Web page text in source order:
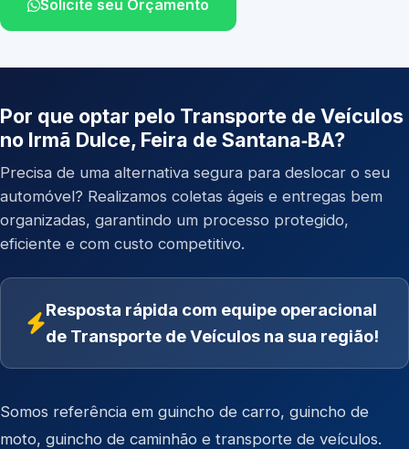
Solicite seu Orçamento
Por que optar pelo Transporte de Veículos
no Irmã Dulce, Feira de Santana‑BA?
Precisa de uma alternativa segura para deslocar o seu
automóvel? Realizamos coletas ágeis e entregas bem
organizadas, garantindo um processo protegido,
eficiente e com custo competitivo.
Resposta rápida com equipe operacional
de Transporte de Veículos na sua região!
Somos referência em guincho de carro, guincho de
moto, guincho de caminhão e transporte de veículos.